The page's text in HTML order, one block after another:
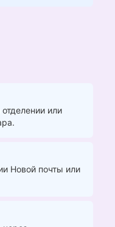
или
Новой почты или